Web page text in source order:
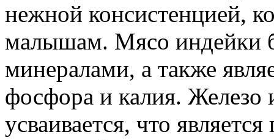
нежной консистенцией,
малышам. Мясо индейки
минералами, а также
фосфора и калия. Железо
усваивается, что